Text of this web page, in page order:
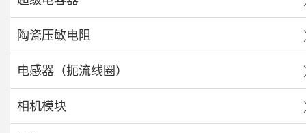
陶瓷压敏电阻
电感器（扼流线圈）
相机模块